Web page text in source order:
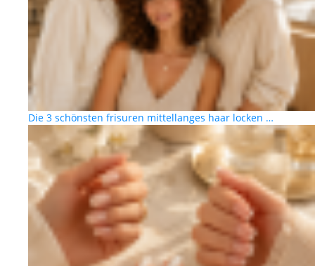
Die 3 schönsten frisuren mittellanges haar locken …